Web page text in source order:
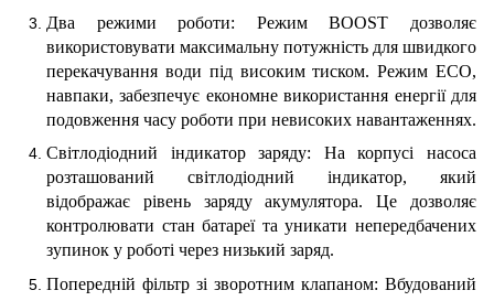
Два режими роботи: Режим BOOST дозволяє
використовувати максимальну потужність для швидкого
перекачування води під високим тиском. Режим ECO,
навпаки, забезпечує економне використання енергії для
подовження часу роботи при невисоких навантаженнях.
Світлодіодний індикатор заряду: На корпусі насоса
розташований світлодіодний індикатор, який
відображає рівень заряду акумулятора. Це дозволяє
контролювати стан батареї та уникати непередбачених
зупинок у роботі через низький заряд.
Попередній фільтр зі зворотним клапаном: Вбудований